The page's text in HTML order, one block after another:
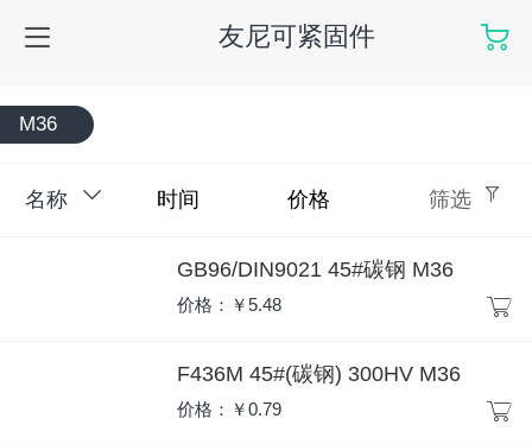
友尼可紧固件
M36
名称 时间 价格 筛选
GB96/DIN9021 45#碳钢 M36
价格：￥5.48
F436M 45#(碳钢) 300HV M36
价格：￥0.79